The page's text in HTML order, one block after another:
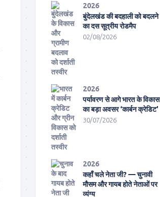
2026
बुंदेलखंड की बदहाली को बदलने
का दस सूत्रीय रोडमैप
02/08/2026
2026
पर्यावरण से आगे भारत के विकास
का बड़ा अवसर ‘कार्बन क्रेडिट’
30/07/2026
2026
कहाँ चले नेता जी? — चुनावी
मौसम और गायब होते नेताओं पर
व्यंग्य